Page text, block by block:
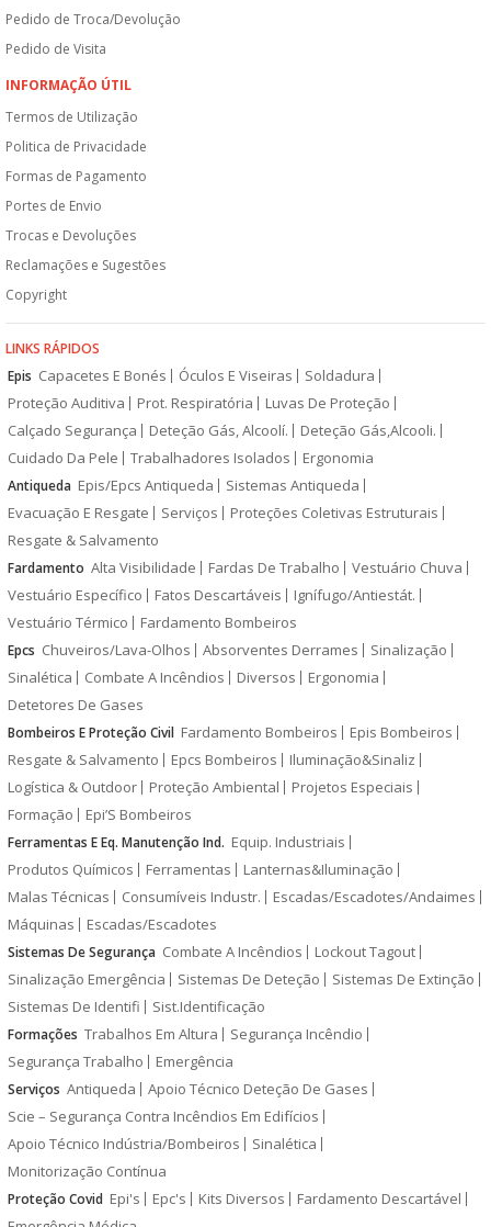
Pedido de Troca/Devolução
Pedido de Visita
INFORMAÇÃO ÚTIL
Termos de Utilização
Politica de Privacidade
Formas de Pagamento
Portes de Envio
Trocas e Devoluções
Reclamações e Sugestões
Copyright
LINKS RÁPIDOS
Epis Capacetes E Bonés Óculos E Viseiras
Soldadura
Proteção Auditiva
Prot. Respiratória
Luvas De Proteção
Calçado Segurança
Deteção Gás, Alcoolí.
Deteção Gás,Alcooli.
Cuidado Da Pele
Trabalhadores Isolados Ergonomia
Antiqueda Epis/Epcs Antiqueda
Sistemas Antiqueda
Evacuação E Resgate
Serviços
Proteções Coletivas Estruturais
Resgate & Salvamento
Fardamento Alta Visibilidade Fardas De Trabalho
Vestuário Chuva
Vestuário Específico
Fatos Descartáveis
Ignífugo/Antiestát.
Vestuário Térmico
Fardamento Bombeiros
Epcs Chuveiros/Lava-Olhos Absorventes Derrames
Sinalização
Sinalética
Combate A Incêndios Diversos
Ergonomia
Detetores De Gases
Bombeiros E Proteção Civil Fardamento Bombeiros
Epis Bombeiros
Resgate & Salvamento
Epcs Bombeiros
Iluminação&Sinaliz
Logística & Outdoor
Proteção Ambiental
Projetos Especiais
Formação
Epi’S Bombeiros
Ferramentas E Eq. Manutenção Ind. Equip. Industriais
Produtos Químicos
Ferramentas
Lanternas&Iluminação
Malas Técnicas
Consumíveis Industr.
Escadas/Escadotes/Andaimes
Máquinas
Escadas/Escadotes
Sistemas De Segurança Combate A Incêndios
Lockout Tagout
Sinalização Emergência
Sistemas De Deteção
Sistemas De Extinção
Sistemas De Identifi
Sist.Identificação
Formações Trabalhos Em Altura
Segurança Incêndio
Segurança Trabalho
Emergência
Serviços Antiqueda
Apoio Técnico Deteção De Gases
Scie – Segurança Contra Incêndios Em Edifícios
Apoio Técnico Indústria/Bombeiros
Sinalética
Monitorização Contínua
Proteção Covid Epi's Epc's Kits Diversos
Fardamento Descartável